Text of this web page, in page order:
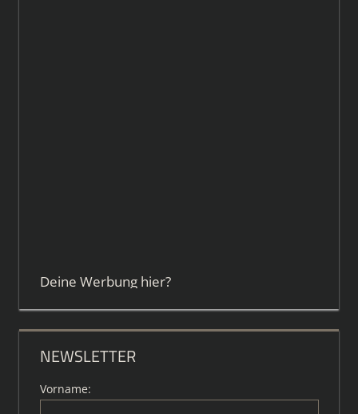
Deine Werbung hier?
NEWSLETTER
Vorname: